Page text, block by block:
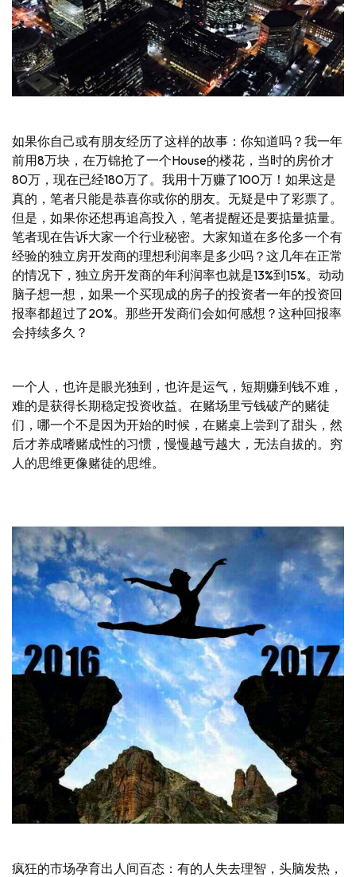
如果你自己或有朋友经历了这样的故事：你知道吗？我一年
前用8万块，在万锦抢了一个House的楼花，当时的房价才
80万，现在已经180万了。我用十万赚了100万！如果这是
真的，笔者只能是恭喜你或你的朋友。无疑是中了彩票了。
但是，如果你还想再追高投入，笔者提醒还是要掂量掂量。
笔者现在告诉大家一个行业秘密。大家知道在多伦多一个有
经验的独立房开发商的理想利润率是多少吗？这几年在正常
的情况下，独立房开发商的年利润率也就是13%到15%。动动
脑子想一想，如果一个买现成的房子的投资者一年的投资回
报率都超过了20%。那些开发商们会如何感想？这种回报率
会持续多久？
一个人，也许是眼光独到，也许是运气，短期赚到钱不难，
难的是获得长期稳定投资收益。在赌场里亏钱破产的赌徒
们，哪一个不是因为开始的时候，在赌桌上尝到了甜头，然
后才养成嗜赌成性的习惯，慢慢越亏越大，无法自拔的。穷
人的思维更像赌徒的思维。
疯狂的市场孕育出人间百态：有的人失去理智，头脑发热，